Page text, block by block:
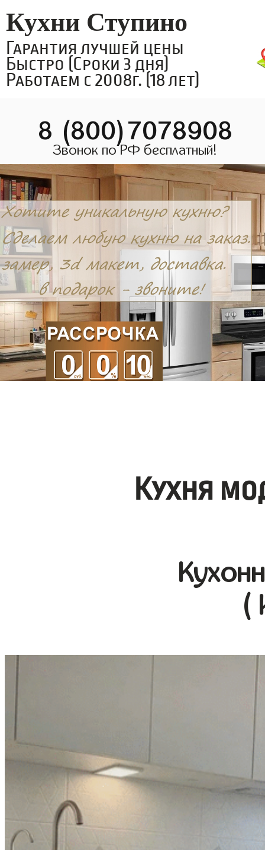
Кухни Ступино
Гарантия лучшей цены
Быстро (Сроки 3 дня)
Работаем с 2008г. (18 лет)
8 (800)7078908
Звонок по РФ бесплатный!
Кухня
(